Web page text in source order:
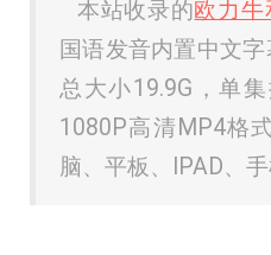
本站收录的欧力牛
国语发音内置中文
总大小19.9G，单
1080P高清MP4格
脑、平板、IPAD、